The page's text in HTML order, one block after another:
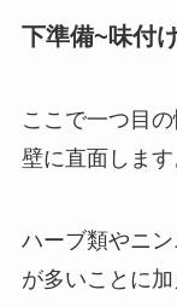
下準備~味付
ここで一つ目の
壁に直面します
ハーブ類やニ
が多いことに